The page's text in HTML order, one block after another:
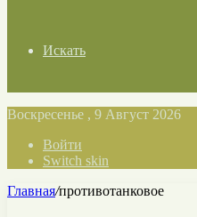
Искать
Воскресенье , 9 Август 2026
Войти
Switch skin
Главная/противотанковое